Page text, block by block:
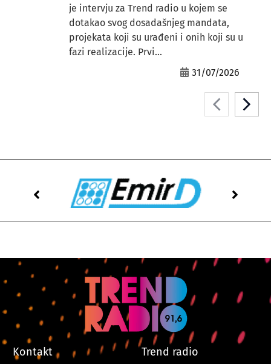
je intervju za Trend radio u kojem se
dotakao svog dosadašnjeg mandata,
projekata koji su urađeni i onih koji su u
fazi realizacije. Prvi...
31/07/2026
Kontakt Trend radio